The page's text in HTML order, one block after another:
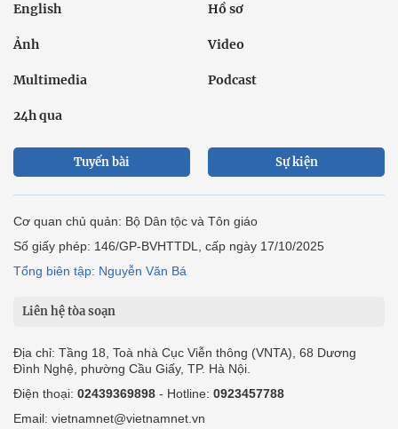
English Hồ sơ
Ảnh Video
Multimedia Podcast
24h qua
Tuyến bài Sự kiện
Cơ quan chủ quản: Bộ Dân tộc và Tôn giáo
Số giấy phép: 146/GP-BVHTTDL, cấp ngày 17/10/2025
Tổng biên tập: Nguyễn Văn Bá
Liên hệ tòa soạn
Địa chỉ: Tầng 18, Toà nhà Cục Viễn thông (VNTA), 68 Dương
Đình Nghệ, phường Cầu Giấy, TP. Hà Nội.
Điện thoại: 02439369898 - Hotline: 0923457788
Email: vietnamnet@vietnamnet.vn